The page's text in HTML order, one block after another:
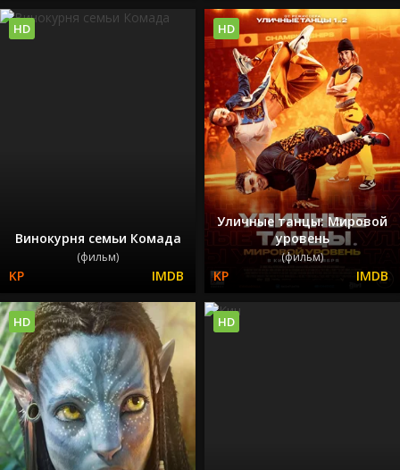
Винокурня семьи Комада
(фильм)
HD
Уличные танцы: Мировой
уровень
(фильм)
HD
HD HD